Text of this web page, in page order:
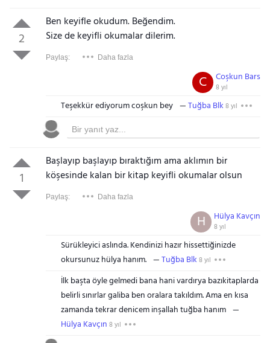
2
Ben keyifle okudum. Beğendim.
Size de keyifli okumalar dilerim.
Paylaş: Daha fazla
Coşkun Bars
8 yıl
C
Teşekkür ediyorum coşkun bey Tuğba Blk 8 yıl
1
Başlayıp başlayıp bıraktığım ama aklımın bir
köşesinde kalan bir kitap keyifli okumalar olsun
Paylaş: Daha fazla
Hülya Kavçın
8 yıl
H
Sürükleyici aslında. Kendinizi hazır hissettiğinizde
okursunuz hülya hanım.
Tuğba Blk 8 yıl
İlk başta öyle gelmedi bana hani vardırya bazıkitaplarda
belirli sınırlar galiba ben oralara takıldım. Ama en kısa
zamanda tekrar denicem inşallah tuğba hanım
Hülya Kavçın 8 yıl